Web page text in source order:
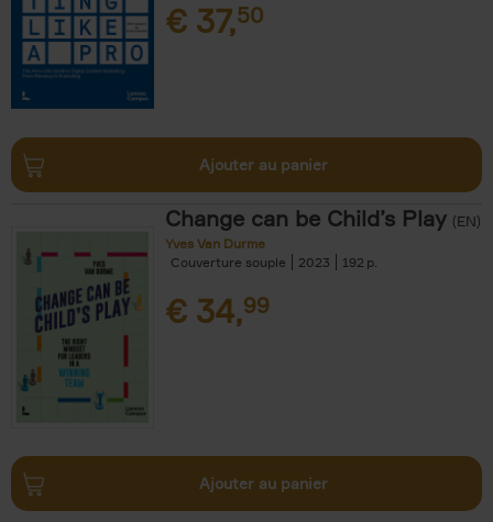
€ 37,50
Ajouter au panier
Change can be Child’s Play (EN)
Yves Van Durme
Couverture souple
2023 192
€ 34,99
Ajouter au panier